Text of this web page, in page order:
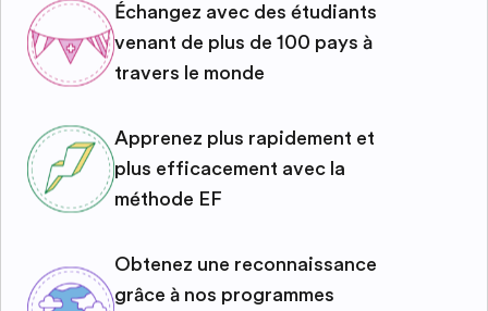
Échangez avec des étudiants
venant de plus de 100 pays à
travers le monde
Apprenez plus rapidement et
plus efficacement avec la
méthode EF
Obtenez une reconnaissance
grâce à nos programmes